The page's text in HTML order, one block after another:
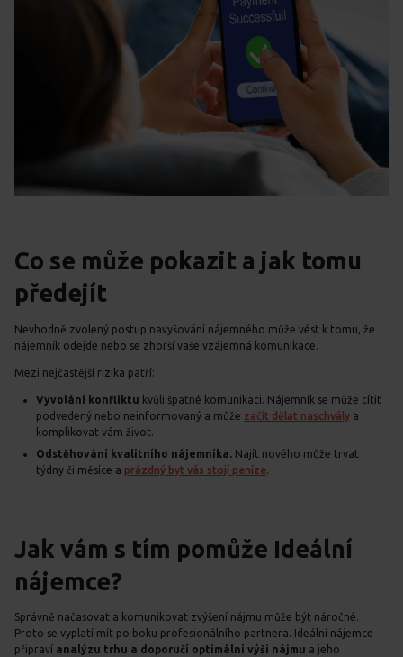
Co se může pokazit a jak tomu
předejít
Nevhodně zvolený postup navyšování nájemného může vést k tomu, že
nájemník odejde nebo se zhorší vaše vzájemná komunikace.
Mezi nejčastější rizika patří:
Vyvolání konfliktu kvůli špatné komunikaci. Nájemník se může cítit
podvedený nebo neinformovaný a může začít dělat naschvály a
komplikovat vám život.
Odstěhování kvalitního nájemníka. Najít nového může trvat
týdny či měsíce a prázdný byt vás stojí peníze.
Jak vám s tím pomůže Ideální
nájemce?
Správně načasovat a komunikovat zvýšení nájmu může být náročné.
Proto se vyplatí mít po boku profesionálního partnera. Ideální nájemce
připraví analýzu trhu a doporučí optimální výši nájmu a jeho